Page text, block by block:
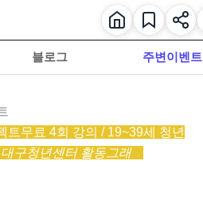
블로그 주변이벤트
트무료 4회 강의 / 19~39세 청년
대구청년센터 활동그래